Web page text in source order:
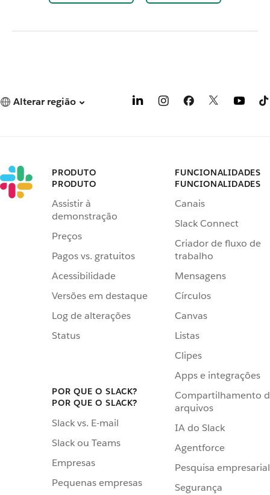
Alterar região
PRODUTO
PRODUTO
Assistir à
demonstração
Preços
Pagos vs. gratuitos
Acessibilidade
Versões em destaque
Log de alterações
Status
POR QUE O SLACK?
POR QUE O SLACK?
Slack vs. E-mail
Slack ou Teams
Empresas
Pequenas empresas
FUNCIONALIDADES
FUNCIONALIDADES
Canais
Slack Connect
Criador de fluxo de
trabalho
Mensagens
Círculos
Canvas
Listas
Clipes
Apps e integrações
Compartilhamento
arquivos
IA do Slack
Agentforce
Pesquisa empresarial
Segurança